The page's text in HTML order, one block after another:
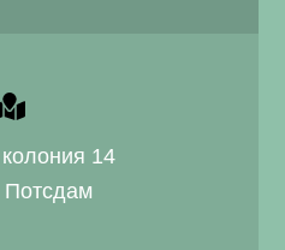
14
Потсдам